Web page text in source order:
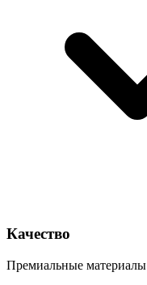
Качество
Премиальные материалы